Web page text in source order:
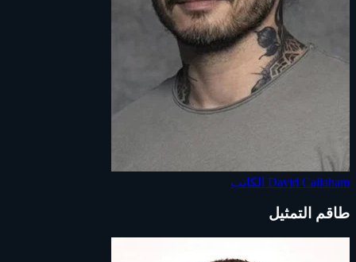
David Callaham الكاتب
طاقم التمثيل